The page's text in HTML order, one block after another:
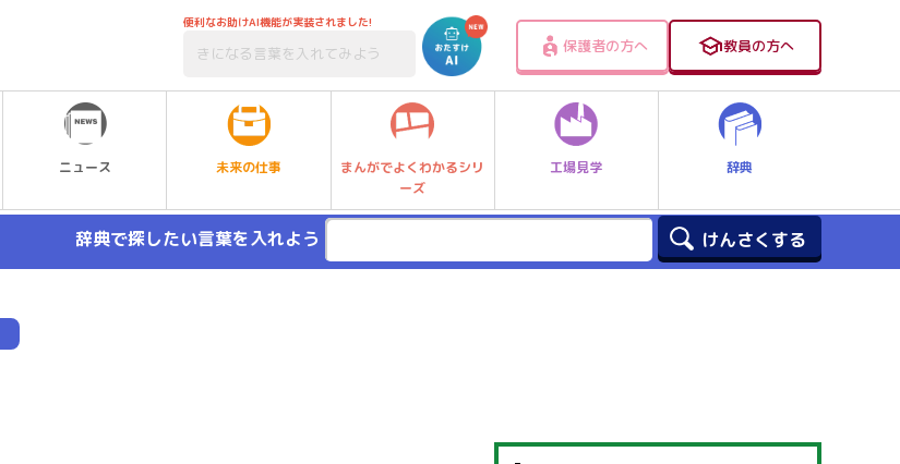
便利なお助けAI機能が実装されました!
保護者の方へ 教員の方へ
ニュース 未来の仕事
まんがでよくわかるシリ
ーズ
工場見学 辞典
辞典で探したい言葉を入れよう